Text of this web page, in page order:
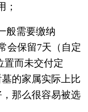
；
般需要缴纳
会保留7天（自定
置而未交付定
的家属实际上比
那么很容易被选